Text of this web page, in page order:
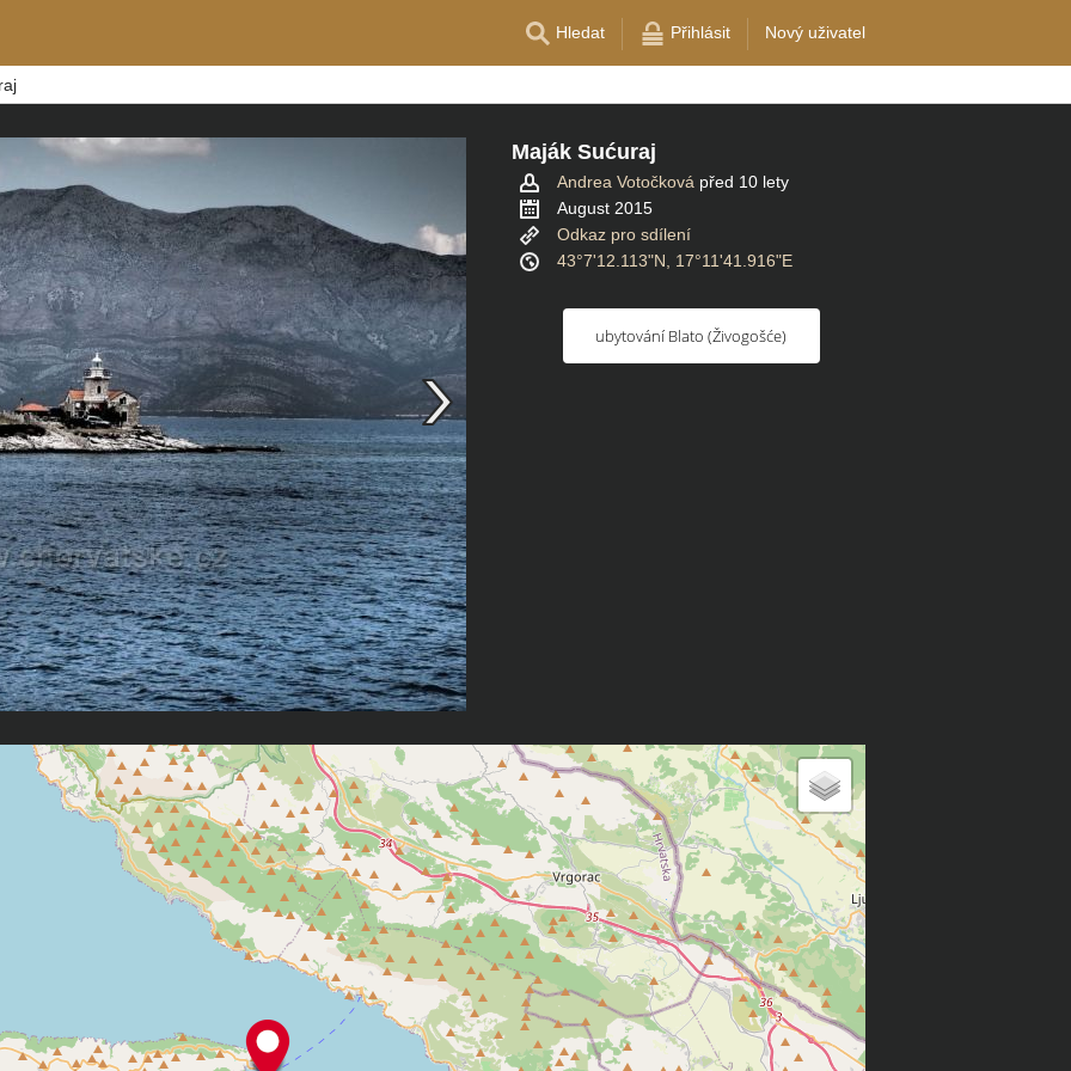
Hledat Přihlásit Nový uživatel
Maják Sućuraj
Andrea Votočková před 10 lety
August 2015
Odkaz pro sdílení
43°7'12.113"N, 17°11'41.916"E
ubytování Blato (Živogošće)